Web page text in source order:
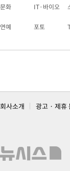
문화 IT·바이오
연예 포토
회사소개 광고 · 제휴